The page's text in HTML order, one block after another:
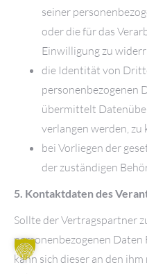
seiner
oder die für das
Einwilligung zu
die Identität von
personenbezogenen
übermittelt
verlangen werden, zu
bei Vorliegen der
der zuständigen
5. Kontaktdaten des
Sollte der Vertragspartner
personenbezogenen Daten
kann sich dieser an den